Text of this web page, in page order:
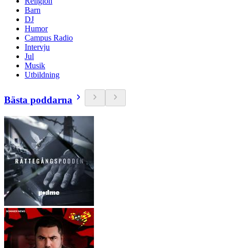
Barn
DJ
Humor
Campus Radio
Intervju
Jul
Musik
Utbildning
Bästa poddarna